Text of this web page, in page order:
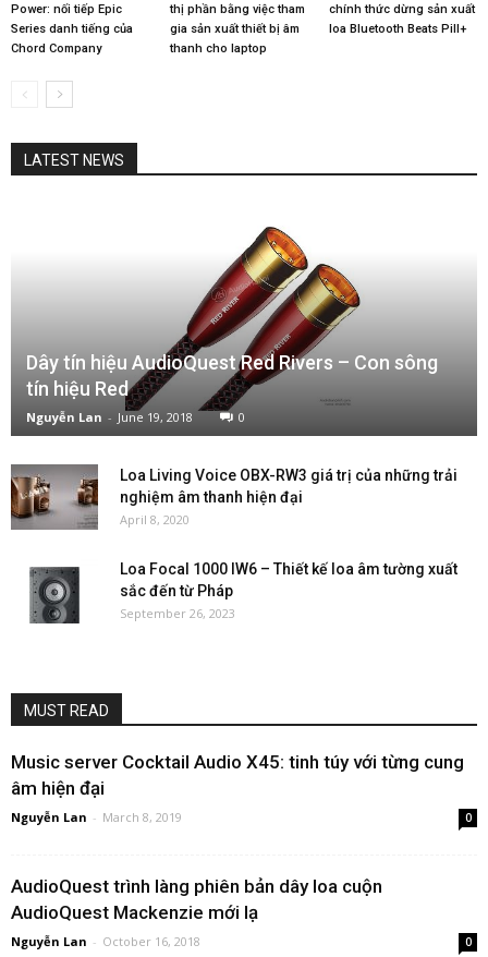
Power: nối tiếp Epic
Series danh tiếng của
Chord Company
thị phần bằng việc tham
gia sản xuất thiết bị âm
thanh cho laptop
chính thức dừng sản xuất
loa Bluetooth Beats Pill+
LATEST NEWS
Dây tín hiệu AudioQuest Red Rivers – Con sông
tín hiệu Red
Nguyễn Lan - June 19, 2018 0
Loa Living Voice OBX-RW3 giá trị của những trải
nghiệm âm thanh hiện đại
April 8, 2020
Loa Focal 1000 IW6 – Thiết kế loa âm tường xuất
sắc đến từ Pháp
September 26, 2023
MUST READ
Music server Cocktail Audio X45: tinh túy với từng cung
âm hiện đại
Nguyễn Lan - March 8, 2019 0
AudioQuest trình làng phiên bản dây loa cuộn
AudioQuest Mackenzie mới lạ
Nguyễn Lan - October 16, 2018 0